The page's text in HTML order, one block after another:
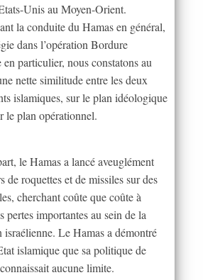
Unis au Moyen-Orient.
la conduite du Hamas en général,
dans l’opération Bordure
particulier, nous constatons au
nette similitude entre les deux
islamiques, sur le plan idéologique
le plan opérationnel.
le Hamas a lancé aveuglément
de roquettes et de missiles sur des
cherchant coûte que coûte à
pertes importantes au sein de la
israélienne. Le Hamas a démontré
islamique que sa politique de
aucune limite.